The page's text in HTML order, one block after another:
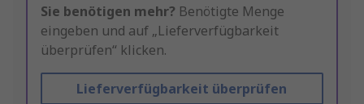
Sie benötigen mehr? Benötigte Menge
eingeben und auf „Lieferverfügbarkeit
überprüfen“ klicken.
Lieferverfügbarkeit überprüfen